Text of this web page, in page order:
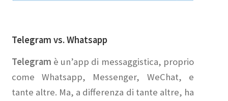
Telegram vs. Whatsapp
Telegram è un’app di messaggistica, proprio
come Whatsapp, Messenger, WeChat, e
tante altre. Ma, a differenza di tante altre, ha